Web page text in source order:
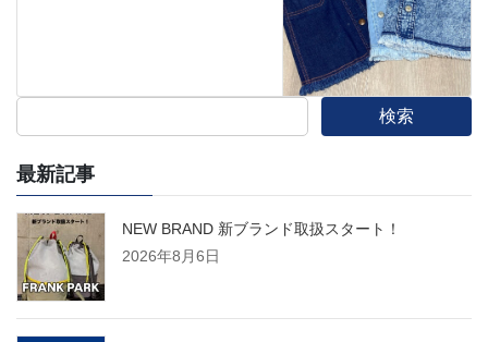
検索
最新記事
NEW BRAND 新ブランド取扱スタート！
2026年8月6日